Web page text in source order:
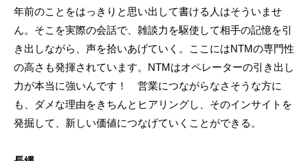
年前のことをはっきりと思い出して書ける人はそういませ
ん。そこを実際の会話で、雑談力を駆使して相手の記憶を引
き出しながら、声を拾いあげていく。ここにはNTMの専門性
の高さも発揮されています。NTMはオペレーターの引き出し
力が本当に強いんです！ 営業につながらなさそうな方に
も、ダメな理由をきちんとヒアリングし、そのインサイトを
発掘して、新しい価値につなげていくことができる。